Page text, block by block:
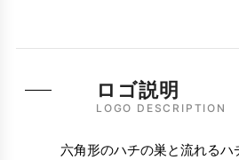
LOGO DESCRIPTION
ロゴ説明
六角形のハチの巣と流れるハ